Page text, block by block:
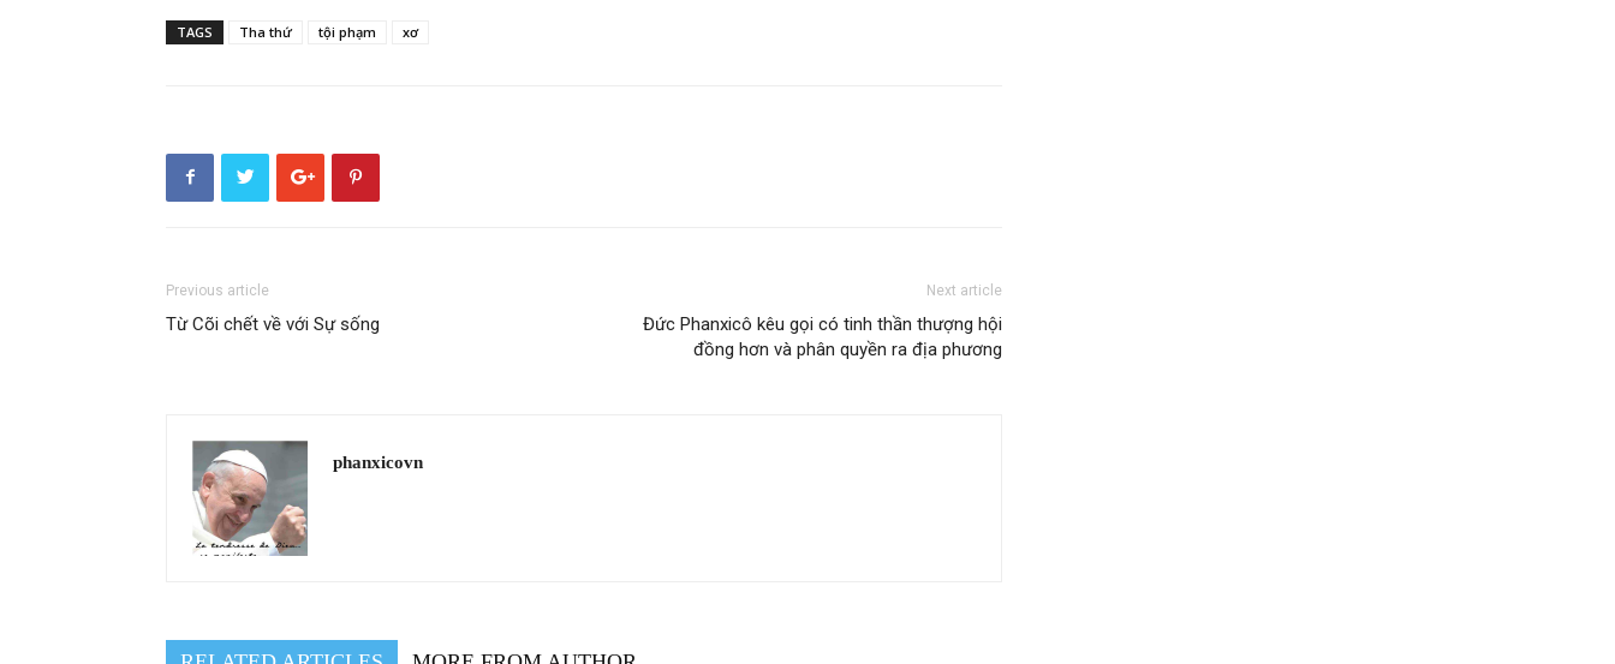
TAGS Tha thứ tội phạm xơ
Previous article
Từ Cõi chết về với Sự sống
Next article
Đức Phanxicô kêu gọi có tinh thần thượng hội
đồng hơn và phân quyền ra địa phương
phanxicovn